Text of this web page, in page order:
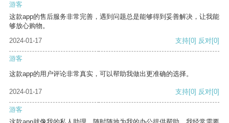
游客
这款app的售后服务非常完善，遇到问题总是能够得到妥善解决，让我能
够放心购物。
2024-01-17
支持[0] 反对[0]
游客
这款app的用户评论非常真实，可以帮助我做出更准确的选择。
2024-01-17 支持[0] 反对[0]
游客